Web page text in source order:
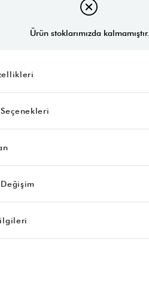
Ürün stoklarımızda kalmamıştır.